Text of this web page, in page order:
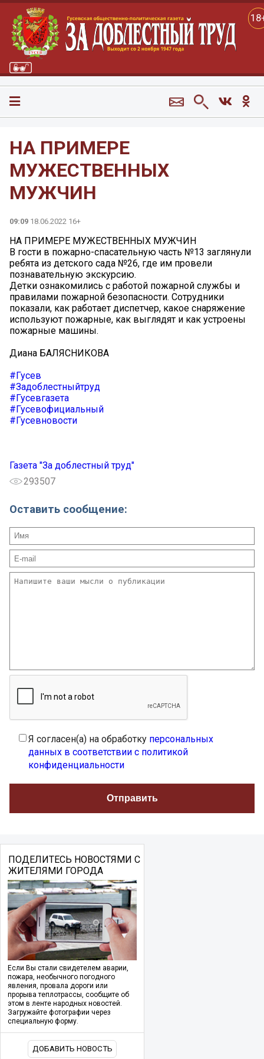
НА ПРИМЕРЕ
МУЖЕСТВЕННЫХ
МУЖЧИН
09:09 18.06.2022 16+
НА ПРИМЕРЕ МУЖЕСТВЕННЫХ МУЖЧИН
В гости в пожарно-спасательную часть №13 заглянули
ребята из детского сада №26, где им провели
познавательную экскурсию.
Детки ознакомились с работой пожарной службы и
правилами пожарной безопасности. Сотрудники
показали, как работает диспетчер, какое снаряжение
используют пожарные, как выглядят и как устроены
пожарные машины.
Диана БАЛЯСНИКОВА
#Гусев
#Задоблестныйтруд
#Гусевгазета
#Гусевофициальный
#Гусевновости
Газета "За доблестный труд"
293507
Оставить сообщение:
Я согласен(а) на обработку персональных
данных в соответствии с политикой
конфиденциальности
ПОДЕЛИТЕСЬ НОВОСТЯМИ С
ЖИТЕЛЯМИ ГОРОДА
Если Вы стали свидетелем аварии,
пожара, необычного погодного
явления, провала дороги или
прорыва теплотрассы, сообщите об
этом в ленте народных новостей.
Загружайте фотографии через
специальную форму.
ДОБАВИТЬ НОВОСТЬ